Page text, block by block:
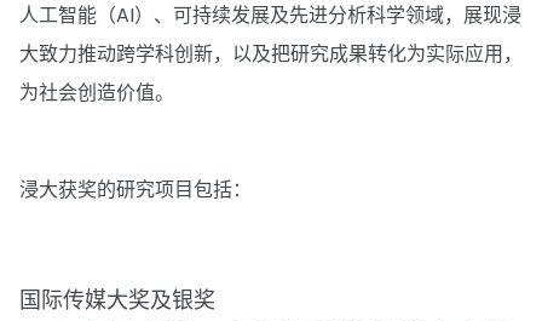
人工智能（AI）、可持续发展及先进分析科学领域，展现浸
大致力推动跨学科创新，以及把研究成果转化为实际应用，
为社会创造价值。
浸大获奖的研究项目包括：
国际传媒大奖及银奖